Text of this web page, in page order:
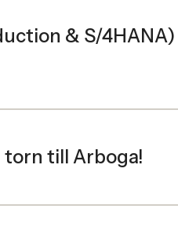
& S/
till Arboga!